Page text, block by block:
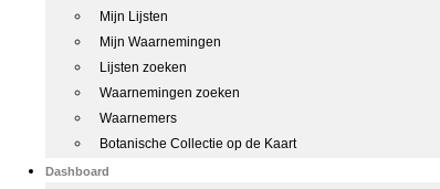
Mijn Lijsten
Mijn Waarnemingen
Lijsten zoeken
Waarnemingen zoeken
Waarnemers
Botanische Collectie op de Kaart
Dashboard